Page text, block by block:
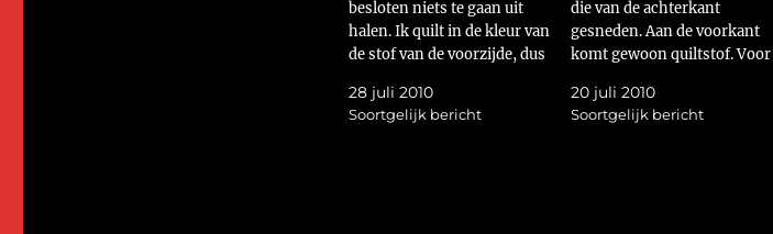
besloten niets te gaan uit
halen. Ik quilt in de kleur van
de stof van de voorzijde, dus
En aan de achterzijde van
alleen de blauwe blokjes kan
28 juli 2010
Soortgelijk bericht
die van de achterkant
gesneden. Aan de voorkant
komt gewoon quiltstof. Voor
flannelstoffen gebruikt. Het
is de bedoeling om het
20 juli 2010
Soortgelijk bericht